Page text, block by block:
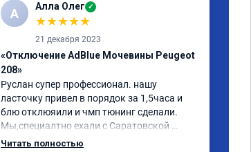
А Алла Олег ✓
★★★★★
21 декабря 2023
«Отключение AdBlue Мочевины Peugeot
208»
Руслан супер профессионал. нашу
ласточку привел в порядок за 1,5часа и
блю отклюяили и чмп тюнинг сделали.
Мы,специалтно ехали с Саратовской
области до Самары и не зря. Но у них есть
Читать полностью